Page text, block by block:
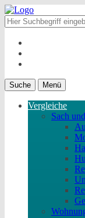
Suche Menü
Vergleiche
Sach